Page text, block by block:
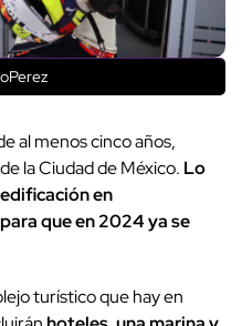
al menos cinco años,
la Ciudad de México. Lo
en
que en 2024 ya se
turístico que hay en